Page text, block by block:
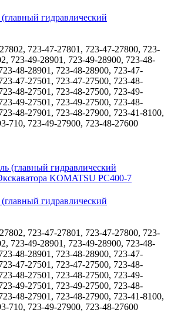
гидравлический
723-47-27801, 723-47-27800, 723-
723-49-28901, 723-49-28900, 723-48-
48-28901, 723-48-28900, 723-47-
47-27501, 723-47-27500, 723-48-
48-27501, 723-48-27500, 723-49-
49-27501, 723-49-27500, 723-48-
48-27901, 723-48-27900, 723-41-8100,
710, 723-49-27900, 723-48-27600
гидравлический
723-47-27801, 723-47-27800, 723-
723-49-28901, 723-49-28900, 723-48-
48-28901, 723-48-28900, 723-47-
47-27501, 723-47-27500, 723-48-
48-27501, 723-48-27500, 723-49-
49-27501, 723-49-27500, 723-48-
48-27901, 723-48-27900, 723-41-8100,
710, 723-49-27900, 723-48-27600